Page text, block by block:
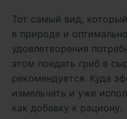
Тот самый вид,
в природе и
удовлетворения
этом поедать гриб в
рекомендуется. Куда
измельчать и уже
как добавку к рациону.